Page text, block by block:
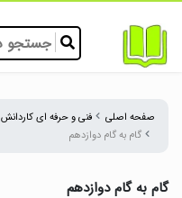
صفحه اصلی فنی و حرفه ای کاردانش
گام به گام دوازدهم
گام به گام دوازدهم